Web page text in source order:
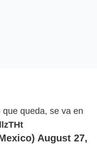
queda, se va en
August 27,